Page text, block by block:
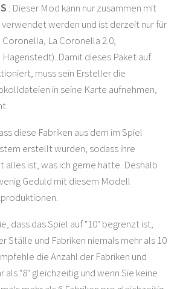
: Dieser Mod kann nur zusammen mit
werden und ist derzeit nur für
La Coronella 2.0,
Damit dieses Paket auf
muss sein Ersteller die
in seine Karte aufnehmen,
diese Fabriken aus dem im Spiel
erstellt wurden, sodass ihre
alles ist, was ich gerne hätte. Deshalb
Geduld mit diesem Modell
dass das Spiel auf "10" begrenzt ist,
Ställe und Fabriken niemals mehr als 10
die Anzahl der Fabriken und
"8" gleichzeitig und wenn Sie keine